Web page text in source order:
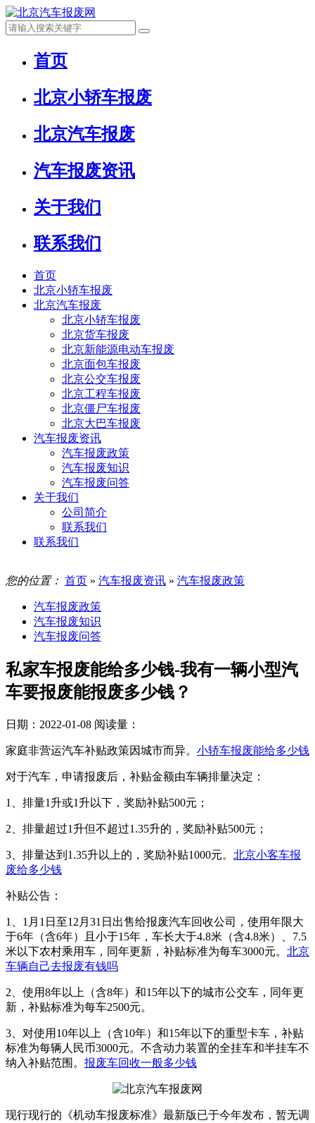
首页
北京小轿车报废
北京汽车报废
汽车报废资讯
关于我们
联系我们
首页
北京小轿车报废
北京汽车报废
北京小轿车报废
北京货车报废
北京新能源电动车报废
北京面包车报废
北京公交车报废
北京工程车报废
北京僵尸车报废
北京大巴车报废
汽车报废资讯
汽车报废政策
汽车报废知识
汽车报废问答
关于我们
公司简介
联系我们
联系我们
您的位置： 首页 » 汽车报废资讯 » 汽车报废政策
汽车报废政策
汽车报废知识
汽车报废问答
私家车报废能给多少钱-我有一辆小型汽
车要报废能报废多少钱？
日期：2022-01-08 阅读量：
家庭非营运汽车补贴政策因城市而异。 小轿车报废能给多少钱
对于汽车，申请报废后，补贴金额由车辆排量决定：
1、排量1升或1升以下，奖励补贴500元；
2、排量超过1升但不超过1.35升的，奖励补贴500元；
3、排量达到1.35升以上的，奖励补贴1000元。 北京小客车报
废给多少钱
补贴公告：
1、1月1日至12月31日出售给报废汽车回收公司，使用年限大
于6年（含6年）且小于15年，车长大于4.8米（含4.8米）、7.5
米以下农村乘用车，同年更新，补贴标准为每车3000元。 北京
车辆自己去报废有钱吗
2、使用8年以上（含8年）和15年以下的城市公交车，同年更
新，补贴标准为每车2500元。
3、对使用10年以上（含10年）和15年以下的重型卡车，补贴
标准为每辆人民币3000元。不含动力装置的全挂车和半挂车不
纳入补贴范围。 报废车回收一般多少钱
现行现行的《机动车报废标准》最新版已于今年发布，暂无调